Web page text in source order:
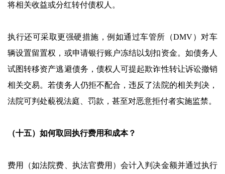
将相关收益或分红转付债权人。
执行还可采取更强硬措施，例如通过车管所（DMV）对车
辆设置留置权，或申请银行账户冻结以划扣资金。如债务人
试图转移资产逃避债务，债权人可提起欺诈性转让诉讼撤销
相关交易。若债务人仍拒不配合，违反了法院的相关判决，
法院可判处藐视法庭、罚款，甚至对恶意拒付者实施监禁。
（十五）如何取回执行费用和成本？
费用（如法院费、执法官费用）会计入判决金额并通过执行